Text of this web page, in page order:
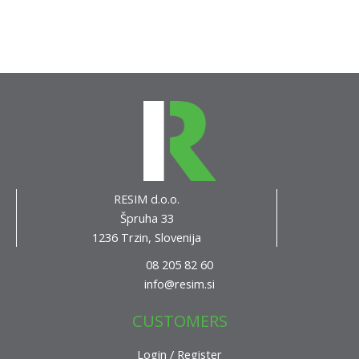
RESIM d.o.o.
Špruha 33
1236 Trzin, Slovenija
08 205 82 60
info@resim.si
CUSTOMERS
Login / Register